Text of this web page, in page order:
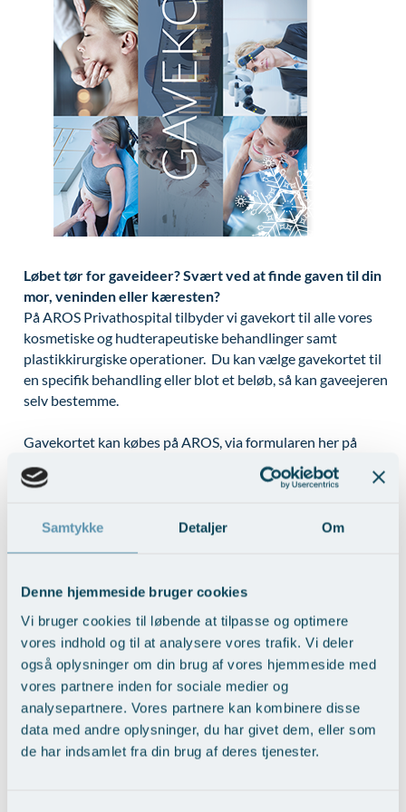
Samtykke Detaljer Om
Denne hjemmeside bruger cookies
Vi bruger cookies til løbende at tilpasse og optimere
vores indhold og til at analysere vores trafik. Vi deler
også oplysninger om din brug af vores hjemmeside med
vores partnere inden for sociale medier og
analysepartnere. Vores partnere kan kombinere disse
data med andre oplysninger, du har givet dem, eller som
de har indsamlet fra din brug af deres tjenester.
Lunge-astma-allergi
Mave-tarm kirurgi
Menopause- og hormonterapi
Neurologi (hjerne-nervesygdomme)
Onkologi (kræftsygdomme)
Plastikkirurgi (rekonstruktiv)
Reumatologi (gigtsygdomme)
Søvn
Thoraxkirurgi (slipping rib)
Ultralydsscanning
Urologi (Urinvejssygdomme)
Modelopskrivning
Plasmaprodukter i æstetisk, kosmetisk og anti-
aging medicin
Prisliste
Skriv dig op
Udskrivelse
Kontakt os & Find vej
Kvalitet og patienttilfredshed
Nyttige links
Parkering og opladning på AROS Privathospital
Persondatapolitik på AROS
Rygepolitik
Samarbejde mellem specialer
Standardbetingelser for privatbetalte
operationer
Ventetid i det offentlige - Frit sygehusvalg
Vores mål
Løbet tør for gaveideer? Svært ved at finde gaven til din
mor, veninden eller kæresten?
På AROS Privathospital tilbyder vi gavekort til alle vores
kosmetiske og hudterapeutiske behandlinger samt
plastikkirurgiske operationer. Du kan vælge gavekortet til
en specifik behandling eller blot et beløb, så kan gaveejeren
selv bestemme.
Gavekortet kan købes på AROS, via formularen her på
siden eller bestilles på
mail@arosph.dkog er gyldigt 3 år
fra udstedelsesdato. Du vælger selvfølgelig selv, om
beløb. Vi sender gerne gavekortet digitalt.
det samme og dermed ekspedere hurtigere.
BETALINGSINFO
Mobilpay 96920
Djurslands Bank 7268-0001064936
//
Læs mere om klinikkerne i menuen foroven.